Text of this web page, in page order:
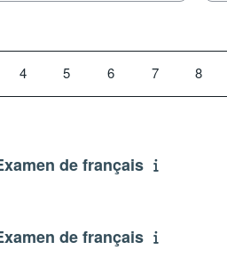
34Page 45Page 56Page 67Page 78
de français
de français